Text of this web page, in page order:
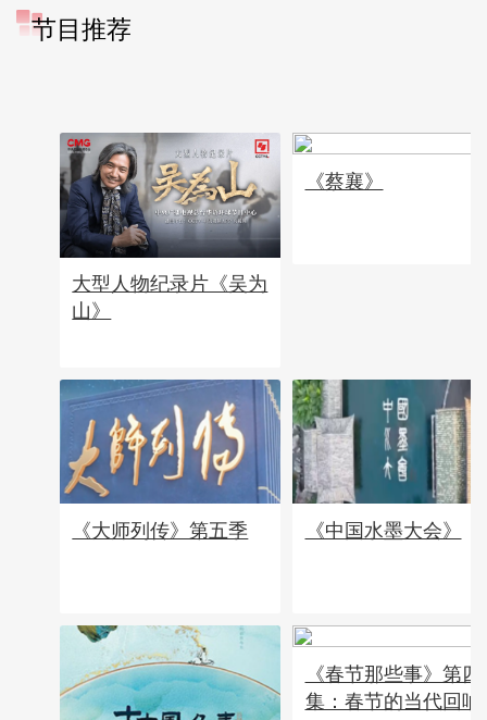
节目推荐
大型人物纪录片《吴为
山》
《蔡襄》
《大师列传》第五季 《中国水墨大会》
《春节那些事》第四
集：春节的当代回响